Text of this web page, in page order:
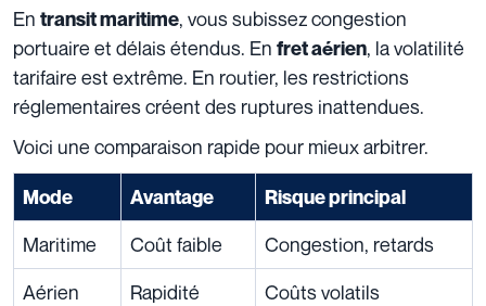
En transit maritime, vous subissez congestion
portuaire et délais étendus. En fret aérien, la volatilité
tarifaire est extrême. En routier, les restrictions
réglementaires créent des ruptures inattendues.
Voici une comparaison rapide pour mieux arbitrer.
Mode Avantage Risque principal
Maritime Coût faible
Congestion, retards
Aérien
Rapidité Coûts volatils